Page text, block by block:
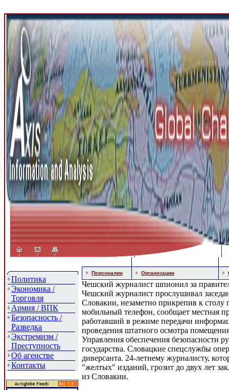
Политика
Экономика /
Торговля
Армия / ВПК
Безопасность /
Разведка
Экстремизм /
Преступность
Об агенстве
Контакты
Персоналии Организации
Чешский журналист шпионил за
Чешский журналист прослушивал
Словакии, незаметно прикрепив к столу
мобильный телефон, сообщает местная
работавший в режиме передачи
проведения штатного осмотра
Управления обеспечения безопасности
государства. Словацкие спецслужбы
диверсанта. 24-летнему журналисту,
"желтых" изданий, грозит до двух лет
из Словакии.